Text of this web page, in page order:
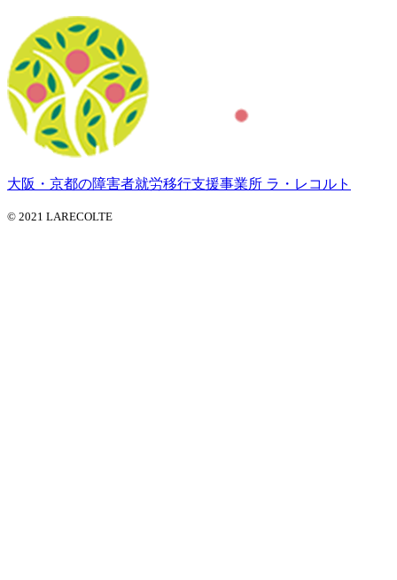
大阪・京都の障害者就労移行支援事業所 ラ・レコルト
© 2021 LARECOLTE